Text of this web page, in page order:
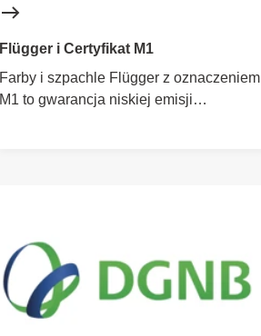
Flügger i Certyfikat M1
Farby i szpachle Flügger z oznaczeniem
M1 to gwarancja niskiej emisji